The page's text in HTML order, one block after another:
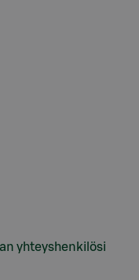
yhteyshenkilösi